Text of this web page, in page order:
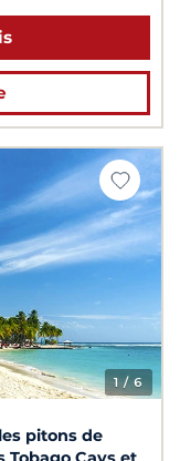
1/ 6
pitons de